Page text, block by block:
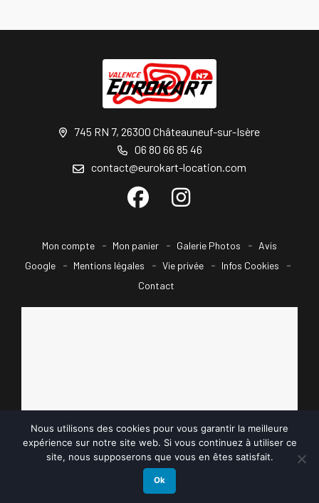
745 RN 7, 26300 Châteauneuf-sur-Isère
06 80 66 85 46
contact@eurokart-location.com
Mon compte Mon panier Galerie Photos
Avis
Google
Mentions légales Vie privée
Infos Cookies
Contact
Nous utilisons des cookies pour vous garantir la meilleure
expérience sur notre site web. Si vous continuez à utiliser ce
site, nous supposerons que vous en êtes satisfait.
Ok